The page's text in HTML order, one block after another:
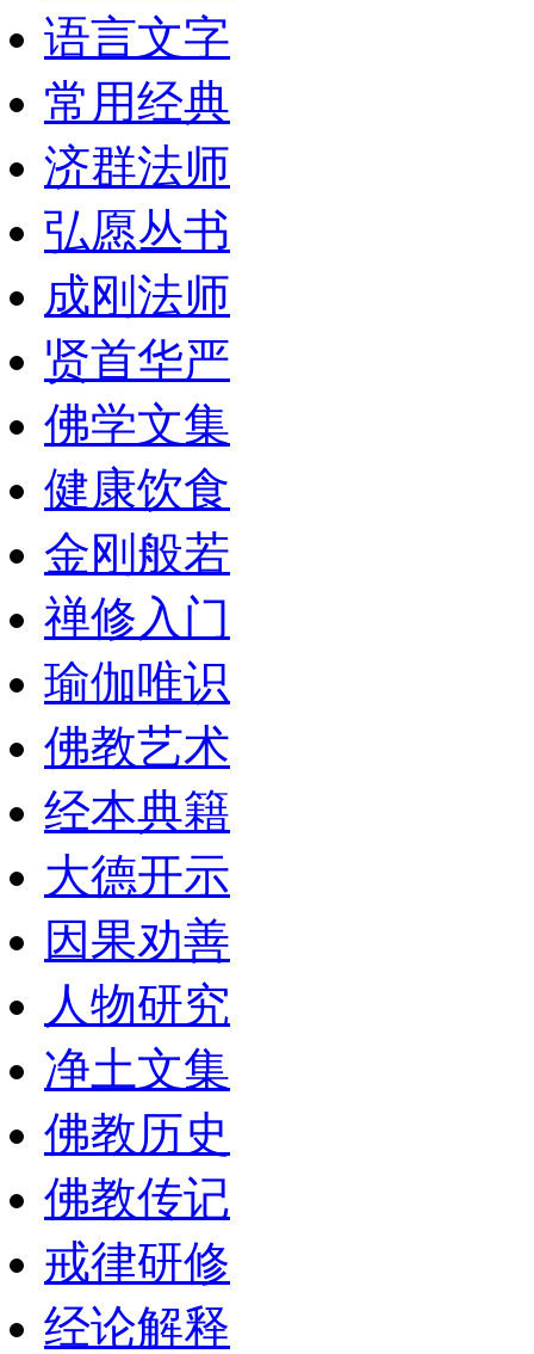
语言文字
常用经典
济群法师
弘愿丛书
成刚法师
贤首华严
佛学文集
健康饮食
金刚般若
禅修入门
瑜伽唯识
佛教艺术
经本典籍
大德开示
因果劝善
人物研究
净土文集
佛教历史
佛教传记
戒律研修
经论解释